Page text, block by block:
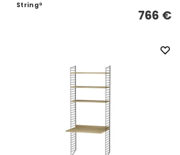
String®
766 €